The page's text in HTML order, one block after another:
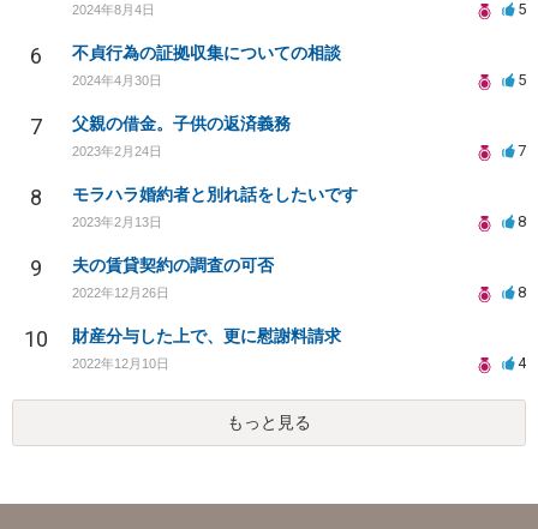
2024年8月4日 5
6 不貞行為の証拠収集についての相談
2024年4月30日 5
7 父親の借金。子供の返済義務
2023年2月24日 7
8 モラハラ婚約者と別れ話をしたいです
2023年2月13日 8
9 夫の賃貸契約の調査の可否
2022年12月26日 8
10 財産分与した上で、更に慰謝料請求
2022年12月10日 4
もっと見る